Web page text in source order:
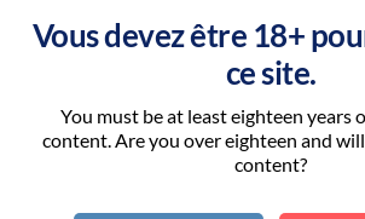
Vous devez être 18+
ce site.
You must be at least eighteen years
content. Are you over eighteen and
content?
ARTIKELDETAILS
Une saveur fortement fruitée basée
d'agrumes et de fruit rouge, idéal